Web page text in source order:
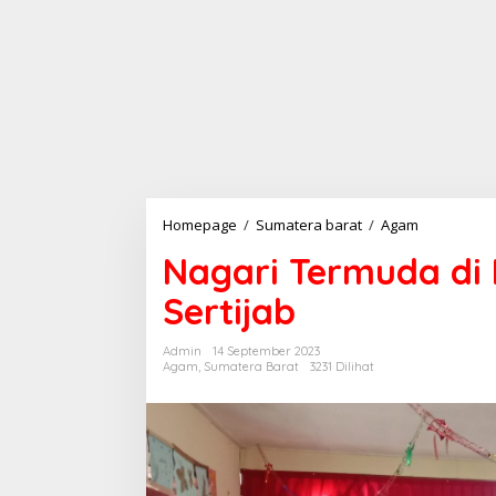
Homepage / Sumatera barat / Agam
g
a
m
u
d
Nagari Termuda di
Sertijab
Admin
14 September 2023
Agam, Sumatera Barat 3231 Dilihat